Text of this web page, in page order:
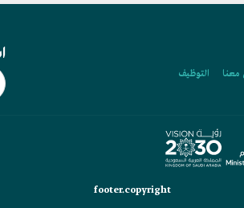
معنا التوظيف
footer.copyright